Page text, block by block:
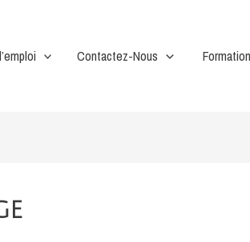
Contactez-Nous